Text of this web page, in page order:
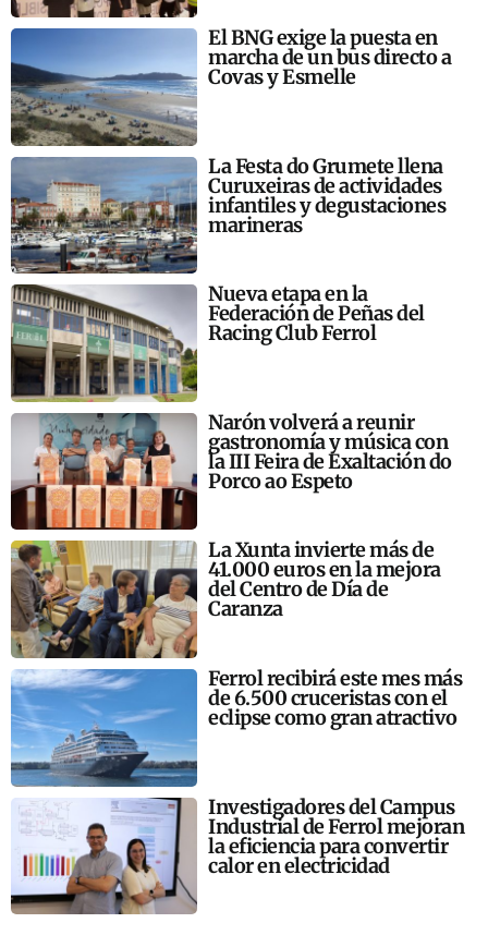
El BNG exige la puesta en
marcha de un bus directo a
Covas y Esmelle
La Festa do Grumete llena
Curuxeiras de actividades
infantiles y degustaciones
marineras
Nueva etapa en la
Federación de Peñas del
Racing Club Ferrol
Narón volverá a reunir
gastronomía y música con
la III Feira de Exaltación do
Porco ao Espeto
La Xunta invierte más de
41.000 euros en la mejora
del Centro de Día de
Caranza
Ferrol recibirá este mes más
de 6.500 cruceristas con el
eclipse como gran atractivo
Investigadores del Campus
Industrial de Ferrol mejoran
la eficiencia para convertir
calor en electricidad